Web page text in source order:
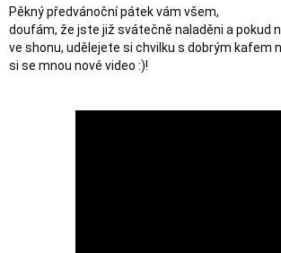
Pěkný předvánoční pátek vám všem,
doufám, že jste již svátečně naladěni a pokud
ve shonu, udělejete si chvilku s dobrým kafem
si se mnou nové video :)!